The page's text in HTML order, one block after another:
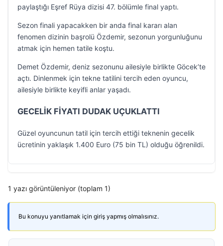
paylaştığı Eşref Rüya dizisi 47. bölümle final yaptı.
Sezon finali yapacakken bir anda final kararı alan
fenomen dizinin başrolü Özdemir, sezonun yorgunluğunu
atmak için hemen tatile koştu.
Demet Özdemir, deniz sezonunu ailesiyle birlikte Göcek’te
açtı. Dinlenmek için tekne tatilini tercih eden oyuncu,
ailesiyle birlikte keyifli anlar yaşadı.
GECELİK FİYATI DUDAK UÇUKLATTI
Güzel oyuncunun tatil için tercih ettiği teknenin gecelik
ücretinin yaklaşık 1.400 Euro (75 bin TL) olduğu öğrenildi.
1 yazı görüntüleniyor (toplam 1)
Bu konuyu yanıtlamak için giriş yapmış olmalısınız.